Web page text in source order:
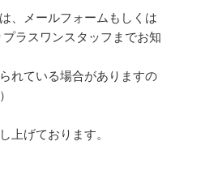
、メールフォームもしくは
ラスワンスタッフまでお知
れている場合がありますの
上げております。